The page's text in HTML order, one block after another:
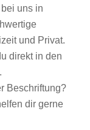
uns in
und Privat.
direkt in den
Beschriftung?
dir gerne